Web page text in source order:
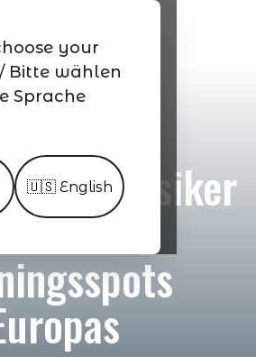
Klassiker
den
your
Bitte wählen
Sprache
🇺🇸 English